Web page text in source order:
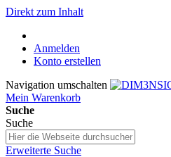
Direkt zum Inhalt
Anmelden
Konto erstellen
Navigation umschalten
Mein Warenkorb
Suche
Suche
Erweiterte Suche